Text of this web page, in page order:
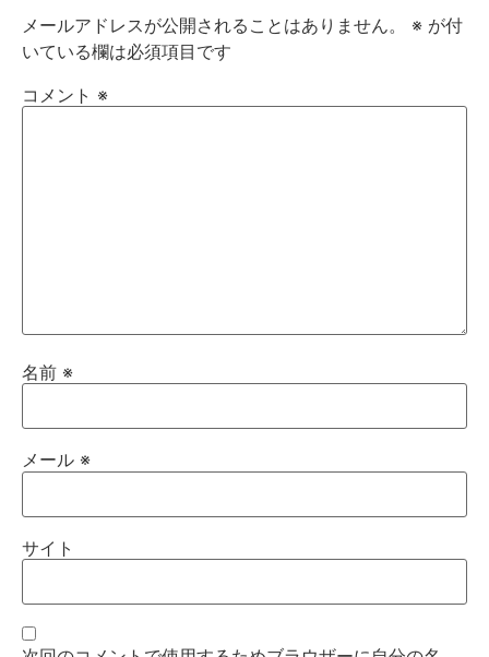
メールアドレスが公開されることはありません。 ※ が付
いている欄は必須項目です
コメント ※
名前 ※
メール ※
サイト